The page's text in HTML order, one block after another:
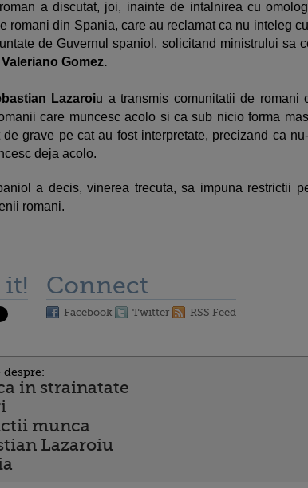
a discutat, joi, inainte de intalnirea cu
romani din Spania, care au reclamat ca nu inteleg
de Guvernul spaniol, solicitand ministrului sa
Valeriano Gomez.
Lazaroiu a transmis comunitatii de romani
care muncesc acolo si ca sub nicio forma
de grave pe cat au fost interpretate, precizand ca
deja acolo.
a decis, vinerea trecuta, sa impuna restrictii
romani.
it! Connect
Facebook Twitter RSS Feed
in strainatate
munca
Lazaroiu